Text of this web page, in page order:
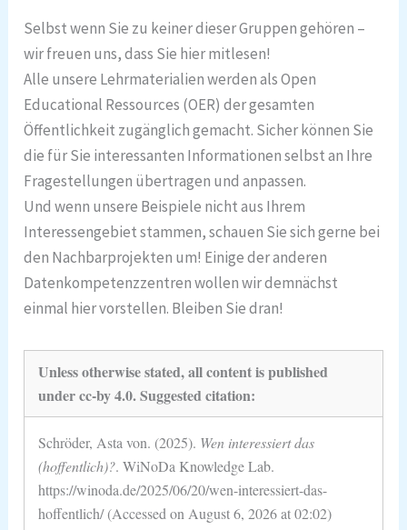
Selbst wenn Sie zu keiner dieser Gruppen gehören –
wir freuen uns, dass Sie hier mitlesen!
Alle unsere Lehrmaterialien werden als Open
Educational Ressources (OER) der gesamten
Öffentlichkeit zugänglich gemacht. Sicher können Sie
die für Sie interessanten Informationen selbst an Ihre
Fragestellungen übertragen und anpassen.
Und wenn unsere Beispiele nicht aus Ihrem
Interessengebiet stammen, schauen Sie sich gerne bei
den Nachbarprojekten um! Einige der anderen
Datenkompetenzzentren wollen wir demnächst
einmal hier vorstellen. Bleiben Sie dran!
Unless otherwise stated, all content is published
under cc-by 4.0. Suggested citation:
Schröder, Asta von. (2025). Wen interessiert das
(hoffentlich)?. WiNoDa Knowledge Lab.
https://winoda.de/2025/06/20/wen-interessiert-das-
hoffentlich/ (Accessed on August 6, 2026 at 02:02)